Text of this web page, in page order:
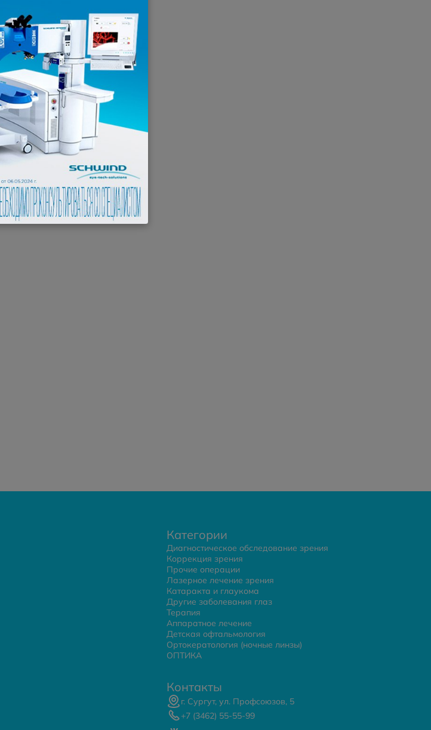
Категории
Диагностическое обследование зрения
Коррекция зрения
Прочие операции
Лазерное лечение зрения
Катаракта и глаукома
Другие заболевания глаз
Терапия
Аппаратное лечение
Детская офтальмология
Ортокератология (ночные линзы)
ОПТИКА
Контакты
г. Сургут, ул. Профсоюзов, 5
+7 (3462) 55-55-99